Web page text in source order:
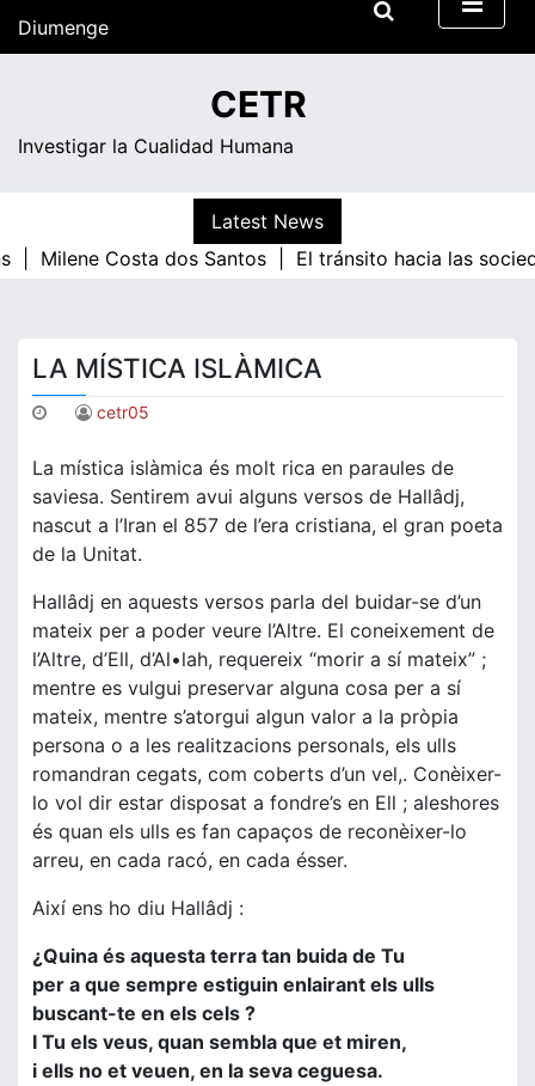
Diumenge
CETR
Investigar la Cualidad Humana
Latest News
|
Milene Costa dos Santos | El tránsito hacia las
LA MÍSTICA ISLÀMICA
cetr05
La mística islàmica és molt rica en paraules de
saviesa. Sentirem avui alguns versos de Hallâdj,
nascut a l’Iran el 857 de l’era cristiana, el gran poeta
de la Unitat.
Hallâdj en aquests versos parla del buidar-se d’un
mateix per a poder veure l’Altre. El coneixement de
l’Altre, d’Ell, d’Al•lah, requereix “morir a sí mateix” ;
mentre es vulgui preservar alguna cosa per a sí
mateix, mentre s’atorgui algun valor a la pròpia
persona o a les realitzacions personals, els ulls
romandran cegats, com coberts d’un vel,. Conèixer-
lo vol dir estar disposat a fondre’s en Ell ; aleshores
és quan els ulls es fan capaços de reconèixer-lo
arreu, en cada racó, en cada ésser.
Així ens ho diu Hallâdj :
¿Quina és aquesta terra tan buida de Tu
per a que sempre estiguin enlairant els ulls
buscant-te en els cels ?
I Tu els veus, quan sembla que et miren,
i ells no et veuen, en la seva ceguesa.